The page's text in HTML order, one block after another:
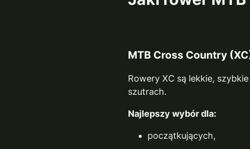
MTB Cross Country
Rowery XC są lekkie,
szutrach.
Najlepszy wybór dla:
początkujących,